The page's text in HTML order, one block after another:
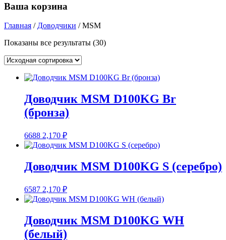
Ваша корзина
Главная / Доводчики / MSM
Показаны все результаты (30)
Доводчик MSM D100KG Br
(бронза)
6688 2,170 ₽
Доводчик MSM D100KG S (серебро)
6587 2,170 ₽
Доводчик MSM D100KG WH
(белый)